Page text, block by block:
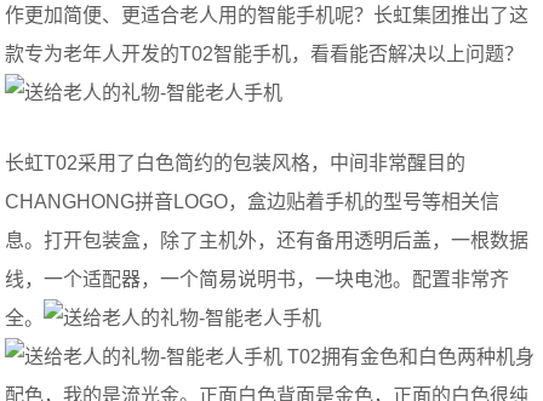
作更加简便、更适合老人用的智能手机呢？长虹集团推出了这
款专为老年人开发的T02智能手机，看看能否解决以上问题？
长虹T02采用了白色简约的包装风格，中间非常醒目的
CHANGHONG拼音LOGO，盒边贴着手机的型号等相关信
息。打开包装盒，除了主机外，还有备用透明后盖，一根数据
线，一个适配器，一个简易说明书，一块电池。配置非常齐
全。
T02拥有金色和白色两种机身
配色，我的是流光金。正面白色背面是金色，正面的白色很纯